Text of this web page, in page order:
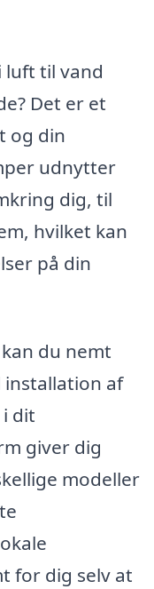
luft til vand
Det er et
og din
udnytter
dig, til
hvilket kan
på din
du nemt
af
dit
giver dig
modeller
for dig selv at